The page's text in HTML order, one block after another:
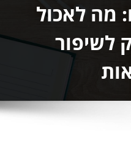
מה לאכול
לשיפור